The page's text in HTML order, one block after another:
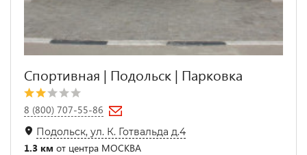
Спортивная | Подольск | Парковка
8 (800) 707-55-86
Подольск, ул. К. Готвальда д.4
1.3 км от центра МОСКВА